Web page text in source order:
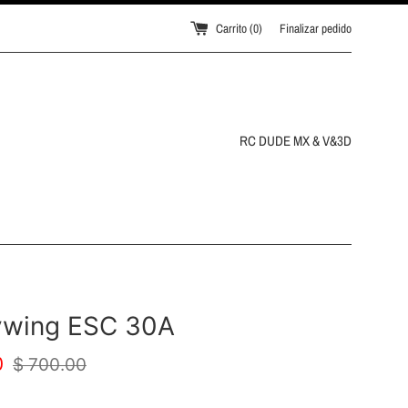
Carrito (0) Finalizar pedido
RC DUDE MX & V&3D
ESC 30A
Precio
$ 700.00